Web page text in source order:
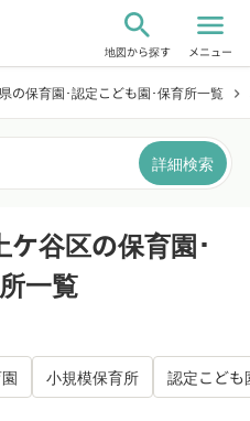
search
地図から探す
menu
メニュー
の保育園･認定こども園･保育所一覧 chevron_right
詳細検索
谷区の保育園･
一覧
小規模保育所 認定こども